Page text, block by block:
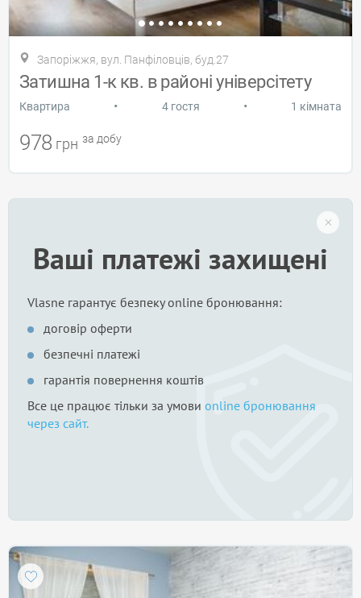
Запоріжжя, вул. Панфіловців, буд.27
Затишна 1-к кв. в районі універсітету
Квартира • 4 гостя • 1 кімната
978 грн за добу
Ваші платежі захищені
Vlasne гарантує безпеку online бронювання:
договір оферти
безпечні платежі
гарантія повернення коштів
Все це працює тільки за умови online бронювання
через сайт.